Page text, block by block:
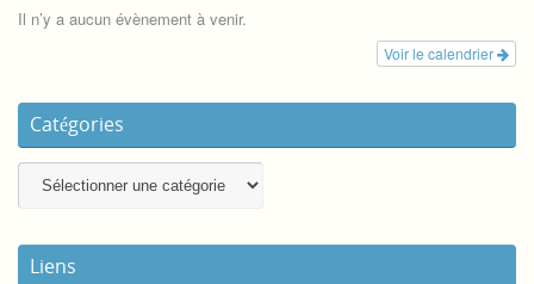
Il n’y a aucun évènement à venir.
Voir le calendrier
Catégories
Liens